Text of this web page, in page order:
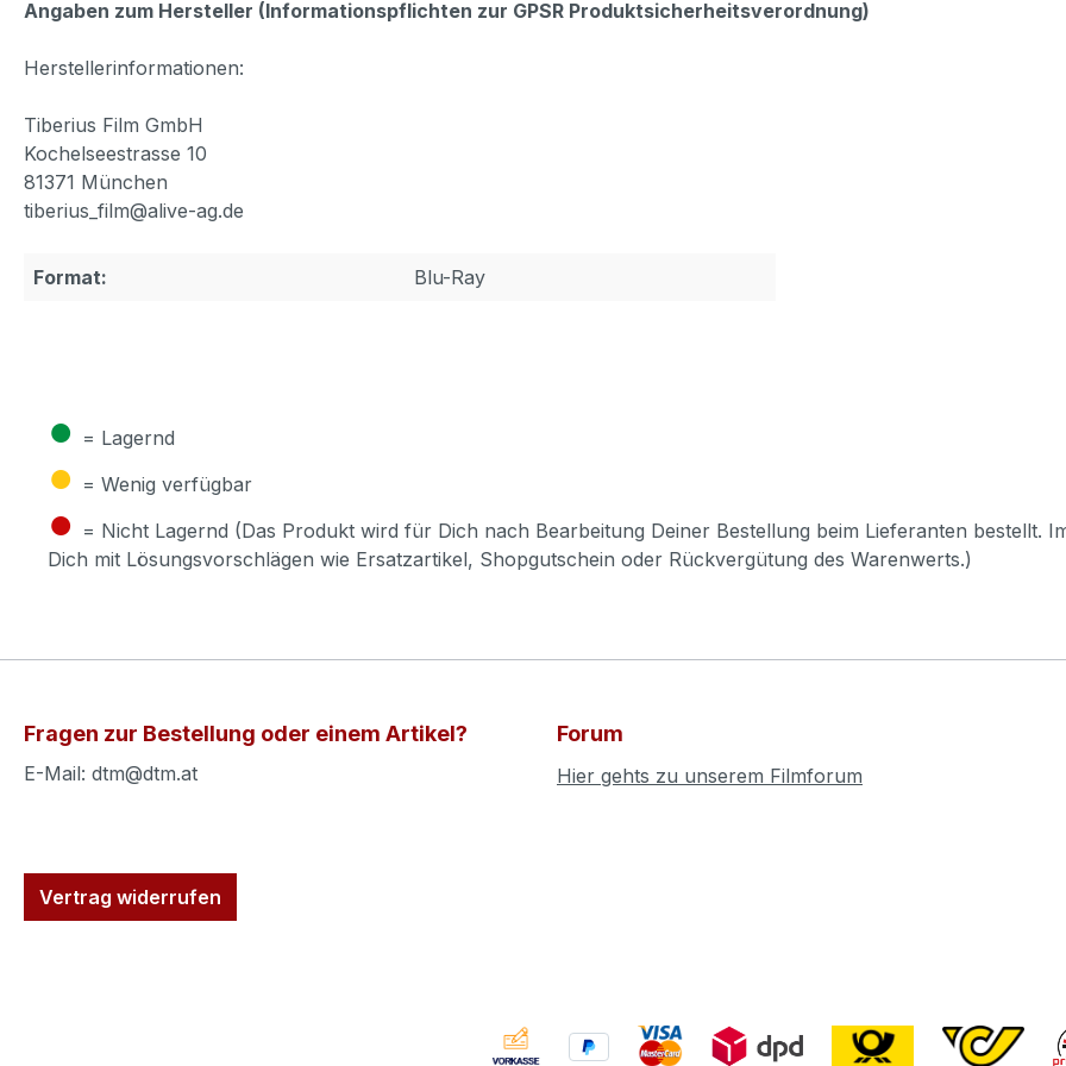
Angaben zum Hersteller (Informationspflichten zur GPSR Produktsicherheitsverordnung)
Herstellerinformationen:
Tiberius Film GmbH
Kochelseestrasse 10
81371 München
tiberius_film@alive-ag.de
Format: Blu-Ray
● = Lagernd
● = Wenig verfügbar
● = Nicht Lagernd (Das Produkt wird für Dich nach Bearbeitung Deiner Bestellung beim Lieferanten bestellt.
Dich mit Lösungsvorschlägen wie Ersatzartikel, Shopgutschein oder Rückvergütung des Warenwerts.)
Fragen zur Bestellung oder einem Artikel?
E-Mail: dtm@dtm.at
Vertrag widerrufen
Forum
Hier gehts zu unserem Filmforum